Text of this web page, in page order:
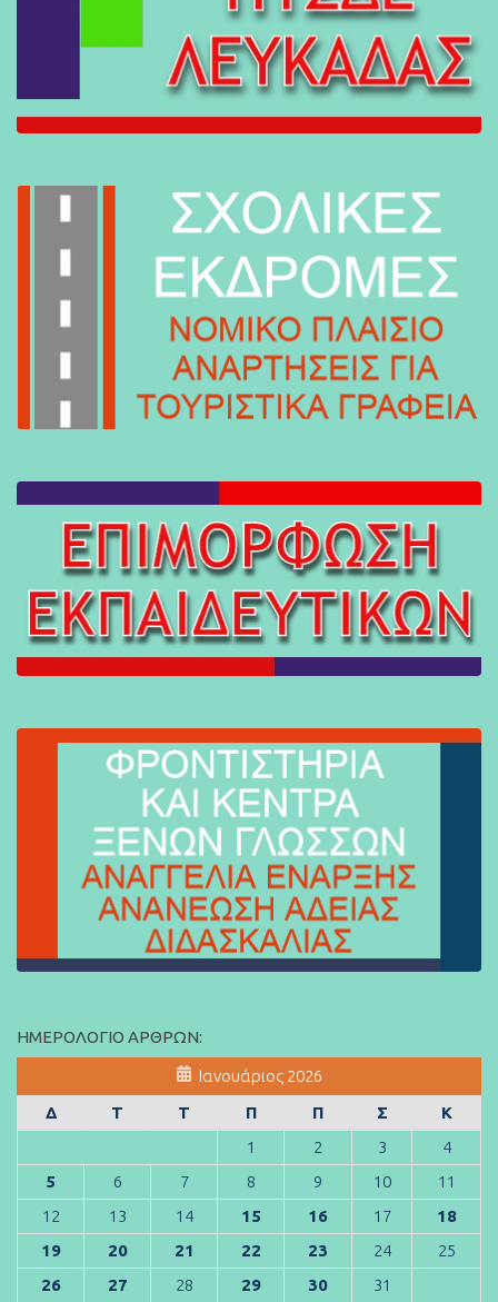
ΗΜΕΡΟΛΌΓΙΟ ΆΡΘΡΩΝ:
Ιανουάριος 2026
Δ
Τ Τ Π Π Σ
Κ
1
2 3
4
5
6 7 8 9 10
11
12
13 14 15 16 17
18
19
20 21 22 23 24
25
26
27 28 29 30 31